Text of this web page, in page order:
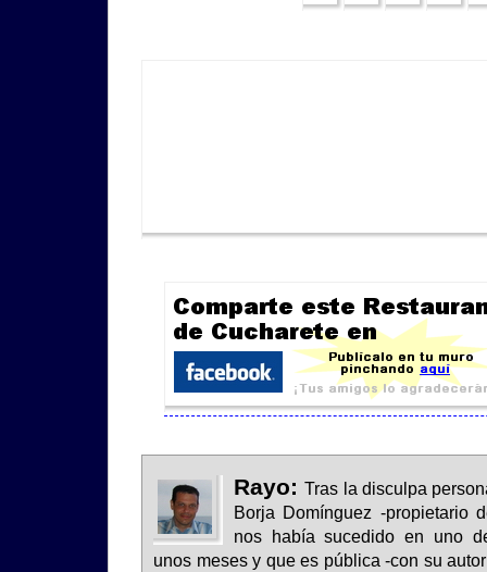
Rayo:Tras la disculpa
Borja Domínguez -propietario
nos había sucedido en uno
unos meses y que es pública -con su